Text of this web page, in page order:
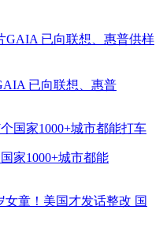
已向联想、惠普
家1000+城市都能